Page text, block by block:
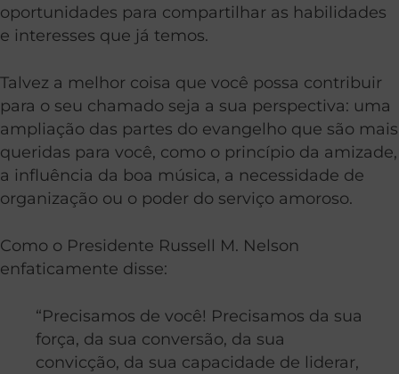
oportunidades para compartilhar as habilidades
e interesses que já temos.
Talvez a melhor coisa que você possa contribuir
para o seu chamado seja a sua perspectiva: uma
ampliação das partes do evangelho que são mais
queridas para você, como o princípio da amizade,
a influência da boa música, a necessidade de
organização ou o poder do serviço amoroso.
Como o Presidente Russell M. Nelson
enfaticamente disse:
“Precisamos de você! Precisamos da sua
força, da sua conversão, da sua
convicção, da sua capacidade de liderar,